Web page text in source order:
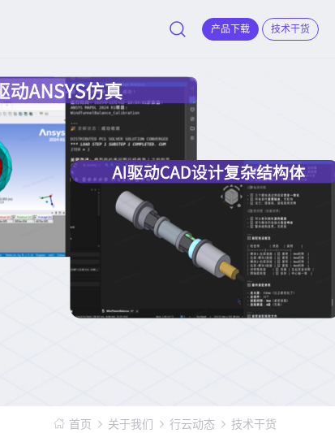
产品下载 技术干货
首页 关于我们 行云动态 技术干货